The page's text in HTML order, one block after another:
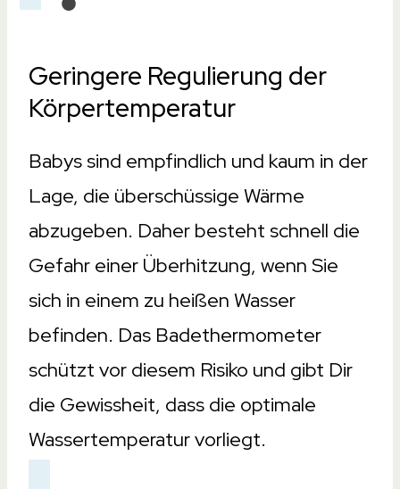
Kunststoff
Gewicht
Gewicht
50gr
64gr
75gr
50gr
Design
Design
Blume
Giraffe
Pinguin
Gelbe Ente
Geringere Regulierung der
Körpertemperatur
Babys sind empfindlich und kaum in der
Lage, die überschüssige Wärme
abzugeben. Daher besteht schnell die
Gefahr einer Überhitzung, wenn Sie
sich in einem zu heißen Wasser
befinden. Das Badethermometer
schützt vor diesem Risiko und gibt Dir
die Gewissheit, dass die optimale
Wassertemperatur vorliegt.